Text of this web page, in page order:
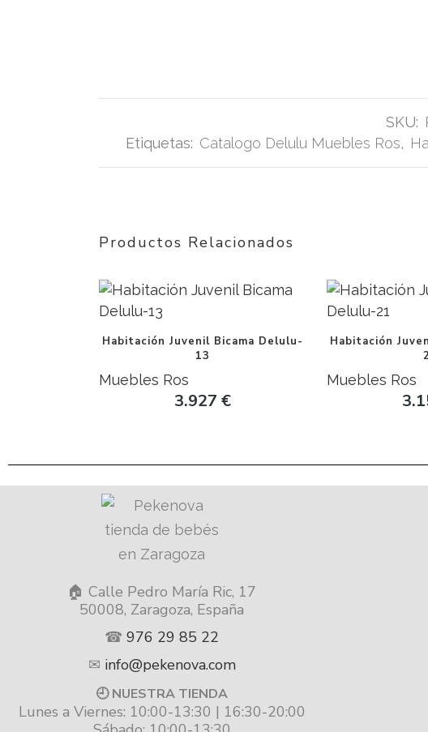
SKU:
Etiquetas: Catalogo Delulu Muebles Ros,
Productos Relacionados
Habitación Juvenil Bicama Delulu-
13
Muebles Ros
3.927€
Habitación
Muebles Ros
🏠 Calle Pedro María Ric, 17
50008, Zaragoza, España
☎976 29 85 22
✉ info@pekenova.com
🕘 NUESTRA TIENDA
Lunes a Viernes: 10:00-13:30 | 16:30-20:00